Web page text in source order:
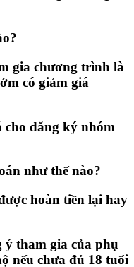
gia chương trình là
có giảm giá
đăng ký nhóm
như thế nào?
hoàn tiền lại hay
ý tham gia của phụ
nếu chưa đủ 18 tuổi